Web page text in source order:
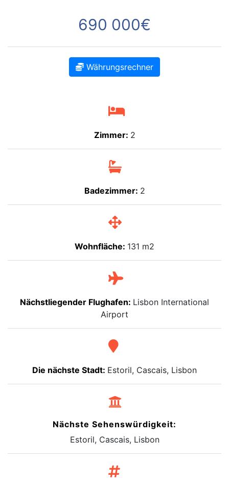
690 000€
Währungsrechner
Zimmer: 2
Badezimmer: 2
Wohnfläche: 131 m2
Nächstliegender Flughafen: Lisbon International
Airport
Die nächste Stadt: Estoril, Cascais, Lisbon
Nächste Sehenswürdigkeit:
Estoril, Cascais, Lisbon